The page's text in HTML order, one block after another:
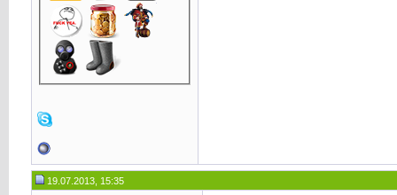
19.07.2013, 15:35